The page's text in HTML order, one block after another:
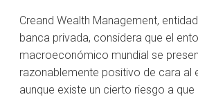
Creand Wealth Management,
banca privada, considera que el
macroeconómico mundial se
razonablemente positivo de cara al
aunque existe un cierto riesgo a que